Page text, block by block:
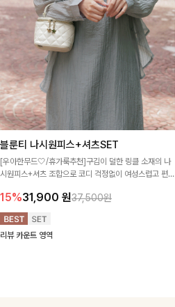
블룬티 나시원피스+셔츠SET
[우아한무드🤍/휴가룩추천]구김이 덜한 링클 소재의 나
시원피스+셔츠 조합으로 코디 걱정없이 여성스럽고 편안
15%31,900 원37,500원
리뷰 카운트 영역